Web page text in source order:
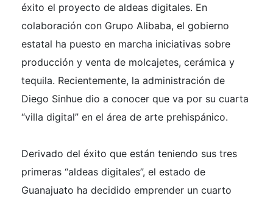
éxito el proyecto de aldeas digitales. En
colaboración con Grupo Alibaba, el gobierno
estatal ha puesto en marcha iniciativas sobre
producción y venta de molcajetes, cerámica y
tequila. Recientemente, la administración de
Diego Sinhue dio a conocer que va por su cuarta
“villa digital” en el área de arte prehispánico.
Derivado del éxito que están teniendo sus tres
primeras “aldeas digitales”, el estado de
Guanajuato ha decidido emprender un cuarto